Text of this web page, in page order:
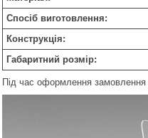
Спосіб виготовлення:
Конструкція:
Габаритний розмір:
Під час оформлення замовлення